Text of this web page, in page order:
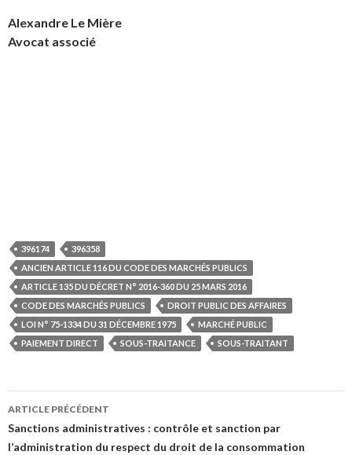
Alexandre Le Mière
Avocat associé
396174
396358
ANCIEN ARTICLE 116 DU CODE DES MARCHÉS PUBLICS
ARTICLE 135 DU DÉCRET N° 2016-360 DU 25 MARS 2016
CODE DES MARCHÉS PUBLICS
DROIT PUBLIC DES AFFAIRES
LOI N° 75-1334 DU 31 DÉCEMBRE 1975
MARCHÉ PUBLIC
PAIEMENT DIRECT
SOUS-TRAITANCE SOUS-TRAITANT
Navigation
des
ARTICLE PRÉCÉDENT
Sanctions administratives : contrôle et sanction par
l’administration du respect du droit de la consommation